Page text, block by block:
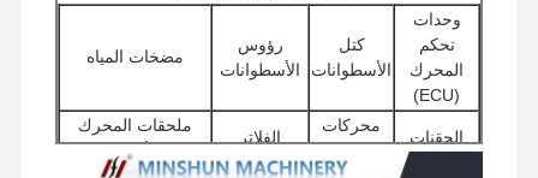
المكونات الكهربائية للمحرك
نظام وقود المحرك
الأجزاء الهيدروليكية للحفارة
وحدات
تحكم
المحرك
(ECU)
كتل
الأسطوانات
رؤوس
الأسطوانات
مضخات المياه
الحقنات
محركات
البدء
الفلاتر
ملحقات المحرك
الأخرى